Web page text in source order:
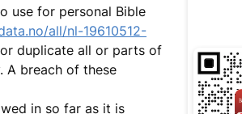
use for personal Bible
all/nl-19610512-
duplicate all or parts of
A breach of these
in so far as it is